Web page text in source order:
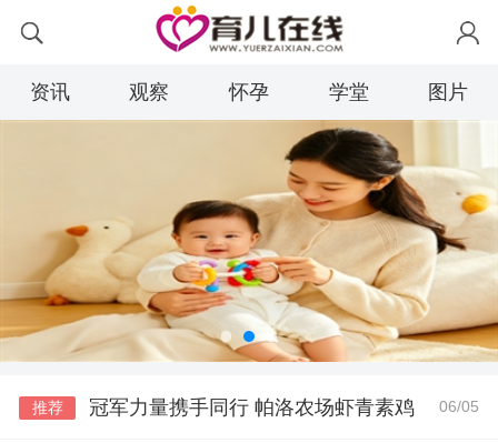
资讯 观察 怀孕 学堂 图片
06/05
推荐 冠军力量携手同行 帕洛农场虾青素鸡